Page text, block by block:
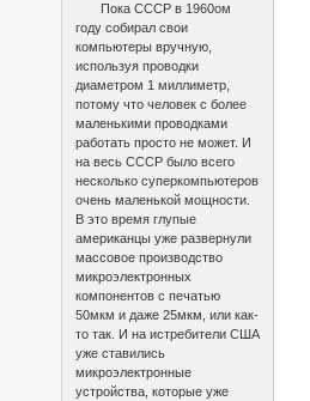
Пока СССР в 1960ом
году собирал свои
компьютеры вручную,
используя проводки
диаметром 1 миллиметр,
потому что человек с более
маленькими проводками
работать просто не может. И
на весь СССР было всего
несколько суперкомпьютеров
очень маленькой мощности.
В это время глупые
американцы уже развернули
массовое производство
микроэлектронных
компонентов с печатью
50мкм и даже 25мкм, или как-
то так. И на истребители США
уже ставились
микроэлектронные
устройства, которые уже